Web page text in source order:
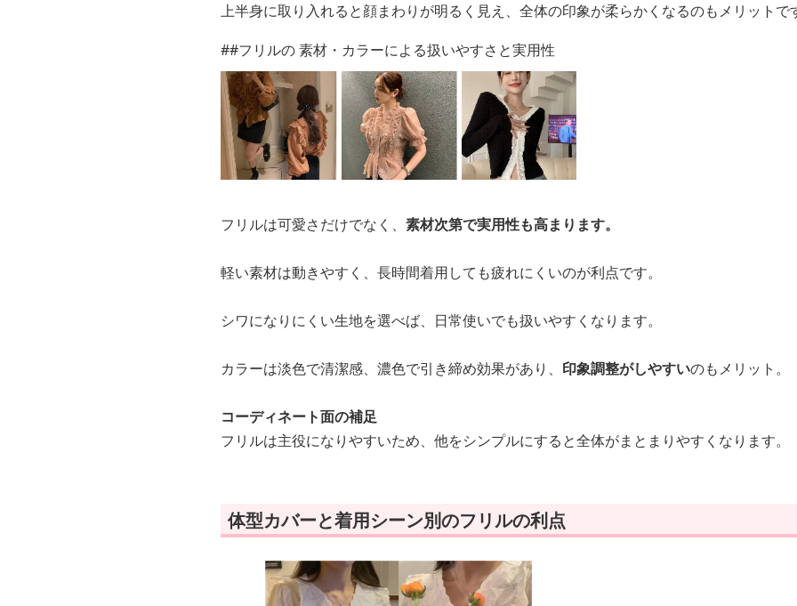
上半身に取り入れると顔まわりが明るく見え、全体の印象が柔らかくなるのもメリットで
##フリルの 素材・カラーによる扱いやすさと実用性
フリルは可愛さだけでなく、 素材次第で実用性も高まります。
軽い素材は動きやすく、長時間着用しても疲れにくいのが利点です。
シワになりにくい生地を選べば、日常使いでも扱いやすくなります。
カラーは淡色で清潔感、濃色で引き締め効果があり、 印象調整がしやすいのもメリット。
コーディネート面の補足
フリルは主役になりやすいため、他をシンプルにすると全体がまとまりやすくなります。
体型カバーと着用シーン別のフリルの利点